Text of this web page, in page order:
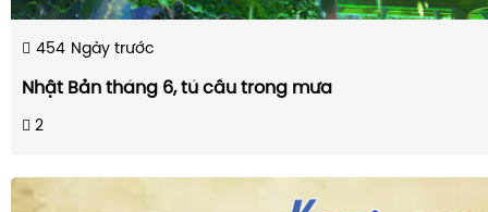
454 Ngày trước
Nhật Bản tháng 6, tú cầu trong mưa
2